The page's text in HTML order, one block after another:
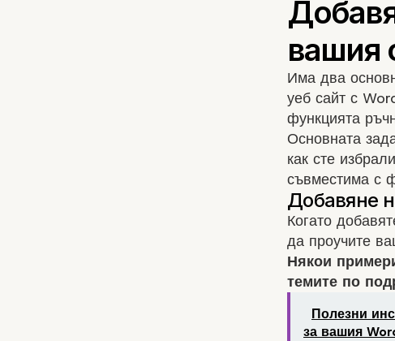
Има два
уеб сайт с
функцията
Основната
как сте
съвместима с
Когато
да проучите
Някои
темите по
Полезни
за вашия